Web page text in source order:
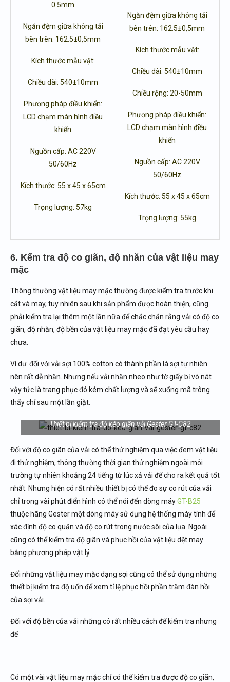
0.5mm
Ngăn đệm giữa không tải
bên trên: 162.5±0,5mm
Kích thước mẫu vật:
Chiều dài: 540±10mm
Phương pháp điều khiển:
LCD chạm màn hình điều
khiển
Nguồn cấp: AC 220V
50/60Hz
Kích thước: 55 x 45 x 65cm
Trọng lượng: 57kg
Ngăn đệm giữa không tải
bên trên: 162.5±0,5mm
Kích thước mẫu vật:
Chiều dài: 540±10mm
Chiều rộng: 20-50mm
Phương pháp điều khiển:
LCD chạm màn hình điều
khiển
Nguồn cấp: AC 220V
50/60Hz
Kích thước: 55 x 45 x 65cm
Trọng lượng: 55kg
6. Kểm tra độ co giãn, độ nhăn của vật liệu may
mặc
Thông thường vật liệu may mặc thường được kiểm tra trước khi
cắt và may, tuy nhiên sau khi sản phẩm được hoàn thiện, cũng
phải kiểm tra lại thêm một lần nữa để chắc chắn rằng vải có độ co
giãn, độ nhăn, độ bền của vật liệu may mặc đã đạt yêu cầu hay
chưa.
Ví dụ: đối với vải sợi 100% cotton có thành phần là sợi tự nhiên
nên rất dễ nhăn. Nhưng nếu vải nhăn nheo như tờ giấy bị vò nát
vậy tức là trang phục đó kém chất lượng và sẽ xuống mã trông
thấy chỉ sau một lần giặt.
Thiết bị kiểm tra độ kéo giãn vải Gester GT-C82
Đối với độ co giãn của vải có thể thử nghiệm qua việc đem vật liệu
đi thử nghiệm, thông thường thời gian thử nghiệm ngoài môi
trường tự nhiên khoảng 24 tiếng từ lúc xả vải để cho ra kết quả tốt
nhất. Nhưng hiện có rất nhiều thiết bị có thể đo sự co rút của vải
chỉ trong vài phút điển hình có thể nói đến dòng máyGT-B25
thuộc hãng Gester một dòng máy sử dụng hệ thống máy tính để
xác định độ co quăn và độ co rút trong nước sôi của lụa. Ngoài
cũng có thể kiểm tra độ giãn và phục hồi của vật liệu dệt may
bằng phương pháp vật lý.
Đối những vật liệu may mặc dạng sợi cũng có thể sử dụng những
thiết bị kiểm tra độ uốn để xem tỉ lệ phục hồi phần trăm đàn hồi
của sợi vải.
Đối với độ bền của vải những có rất nhiều cách để kiểm tra nhưng
để
Có một vài vật liệu may mặc chỉ có thể kiểm tra được độ co giãn,